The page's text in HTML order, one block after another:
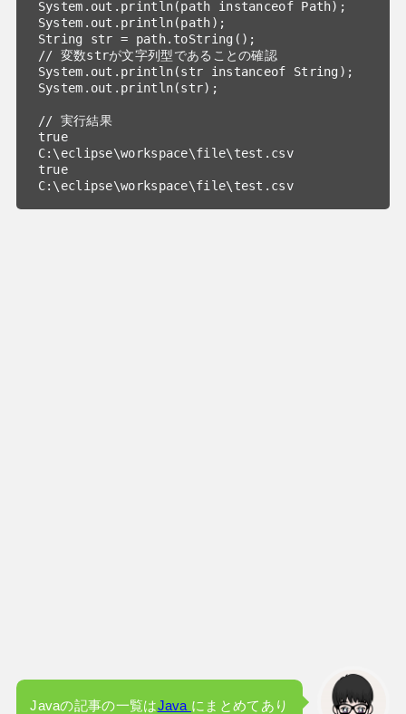
System.out.println(path instanceof Path);
System.out.println(path);
String str = path.toString();
// 変数strが文字列型であることの確認
System.out.println(str instanceof String);
System.out.println(str);
// 実行結果
true
C:\eclipse\workspace\file\test.csv
true
C:\eclipse\workspace\file\test.csv
Javaの記事の一覧はJava にまとめてあり